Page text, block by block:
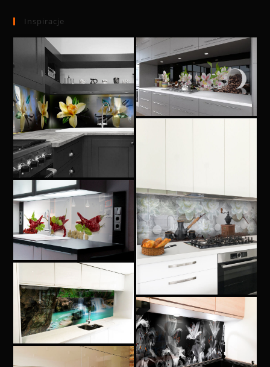
Inspiracje